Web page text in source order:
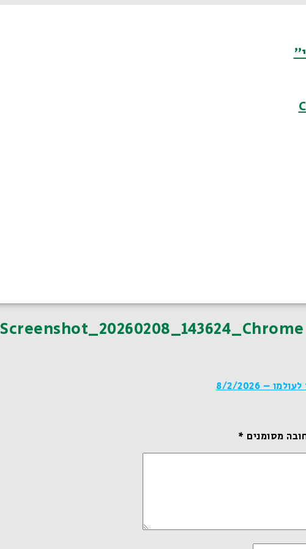
Screenshot_20260208_143624_Chrome
– 8/2/2026
מסומנים *